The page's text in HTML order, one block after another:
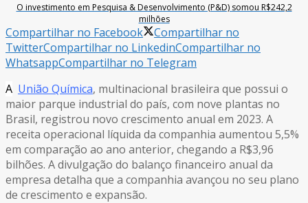
O investimento em Pesquisa & Desenvolvimento (P&D) somou R$242,2
milhões
Compartilhar no Facebook
Compartilhar no
TwitterCompartilhar no LinkedinCompartilhar no
WhatsappCompartilhar no Telegram
A União Química, multinacional brasileira que possui o
maior parque industrial do país, com nove plantas no
Brasil, registrou novo crescimento anual em 2023. A
receita operacional líquida da companhia aumentou 5,5%
em comparação ao ano anterior, chegando a R$3,96
bilhões. A divulgação do balanço financeiro anual da
empresa detalha que a companhia avançou no seu plano
de crescimento e expansão.